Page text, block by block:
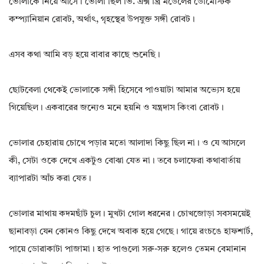
ভোলাকে নিয়ে আসে। ভোলা ছিল ভি. এক্স থ্রি মডেলের ডোমেস্টিক
কম্প্যানিয়ান রোবট, অর্থাৎ, গৃহস্থের উপযুক্ত সঙ্গী রোবট।
এসব কথা আমি বড় হয়ে বাবার কাছে শুনেছি।
ছোটবেলা থেকেই ভোলাকে সঙ্গী হিসেবে পাওয়াটা আমার অভ্যেস হয়ে
গিয়েছিল। একবারের জন্যেও মনে হয়নি ও যন্ত্রদাস কিংবা রোবট।
ভোলার চেহারায় চোখে পড়ার মতো আলাদা কিছু ছিল না। ও যে আসলে
কী, সেটা ওকে দেখে একটুও বোঝা যেত না। তবে চলাফেরা কথাবার্তায়
ব্যাপারটা আঁচ করা যেত।
ভোলার মাথায় কদমছাঁট চুল। মুখটা গোল ধরনের। চোখজোড়া সবসময়েই
ছানাবড়া যেন কোনও কিছু দেখে অবাক হয়ে গেছে। গায়ে রংচঙে হাফশার্ট,
পায়ে ডোরাকাটা পাজামা। হাত পাগুলো সরু-সরু হলেও তেমন বেমানান